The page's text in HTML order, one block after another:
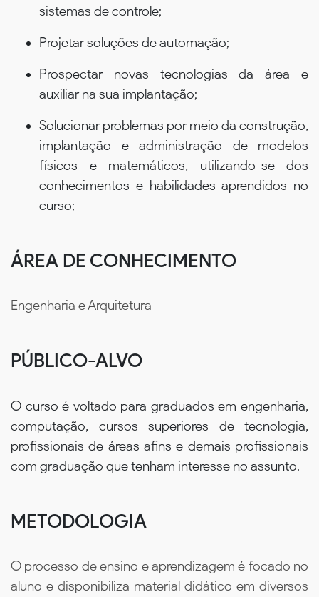
sistemas de controle;
Projetar soluções de automação;
Prospectar novas tecnologias da área e
auxiliar na sua implantação;
Solucionar problemas por meio da construção,
implantação e administração de modelos
físicos e matemáticos, utilizando-se dos
conhecimentos e habilidades aprendidos no
curso;
ÁREA DE CONHECIMENTO
Engenharia e Arquitetura
PÚBLICO-ALVO
O curso é voltado para graduados em engenharia,
computação, cursos superiores de tecnologia,
profissionais de áreas afins e demais profissionais
com graduação que tenham interesse no assunto.
METODOLOGIA
O processo de ensino e aprendizagem é focado no
aluno e disponibiliza material didático em diversos